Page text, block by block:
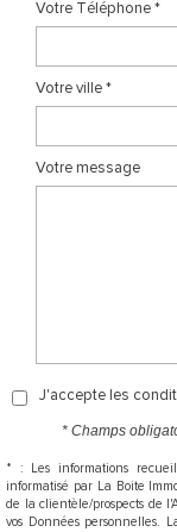
Votre Téléphone *
Votre ville *
Votre message
J'accepte les
* Champs
* : Les informations
informatisé par La Boite
de la clientèle/prospects de
vos Données personnelles.